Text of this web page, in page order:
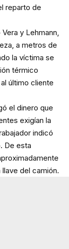
reparto de
y Lehmann,
a metros de
la víctima se
térmico
último cliente
el dinero que
exigían la
indicó
De esta
del camión.